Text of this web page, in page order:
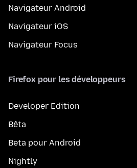
Navigateur Android
Navigateur iOS
Navigateur Focus
Firefox pour les développeurs
Developer Edition
Bêta
Beta pour Android
Nightly